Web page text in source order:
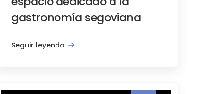
único con motivo del eclipse
gastronomía segoviana
Seguir leyendo